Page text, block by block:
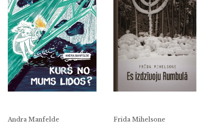
Andra Manfelde Frīda Mihelsone